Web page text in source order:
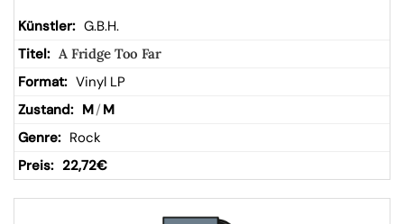
G.B.H.
A Fridge Too Far
Vinyl LP
M/ M
Rock
22,72€